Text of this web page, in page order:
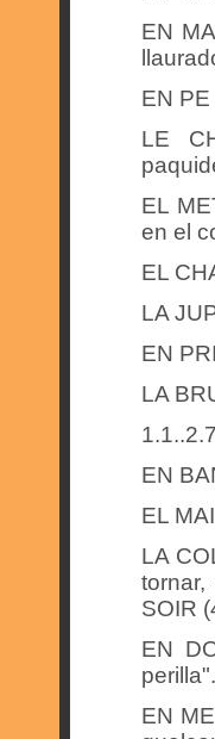
EN
EN
LE
EL
en el
EL
LA
EN
LA
EN
EL
LA
SOIR
EN
EN